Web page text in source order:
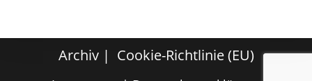
Archiv Cookie-Richtlinie (EU)